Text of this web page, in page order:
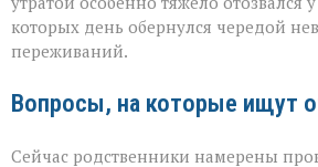
которых день обернулся чередой
переживаний.
Вопросы, на которые ищут
Сейчас родственники намерены